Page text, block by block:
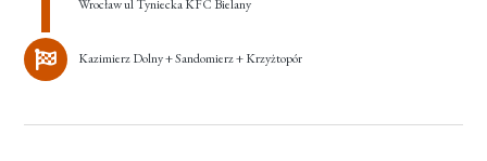
Wrocław ul Tyniecka KFC Bielany
Kazimierz Dolny + Sandomierz + Krzyżtopór